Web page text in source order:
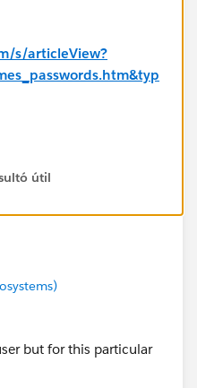
s/articleView?
útil
but for this particular